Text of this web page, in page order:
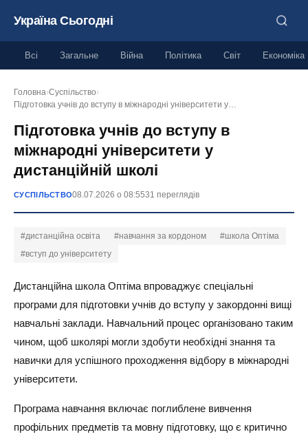
Україна Сьогодні
Всі Загальне Війна Політика Світ Економіка
Головна›Суспільство›
Підготовка учнів до вступу в міжнародні університети у…
Підготовка учнів до вступу в
міжнародні університети у
дистанційній школі
СУСПІЛЬСТВО08.07.2026 о 08:5531 переглядів
#дистанційна освіта #навчання за кордоном
#школа Оптіма
#вступ до університету
Дистанційна школа Оптіма впроваджує спеціальні
програми для підготовки учнів до вступу у закордонні вищі
навчальні заклади. Навчальний процес організовано таким
чином, щоб школярі могли здобути необхідні знання та
навички для успішного проходження відбору в міжнародні
університети.
Програма навчання включає поглиблене вивчення
профільних предметів та мовну підготовку, що є критично